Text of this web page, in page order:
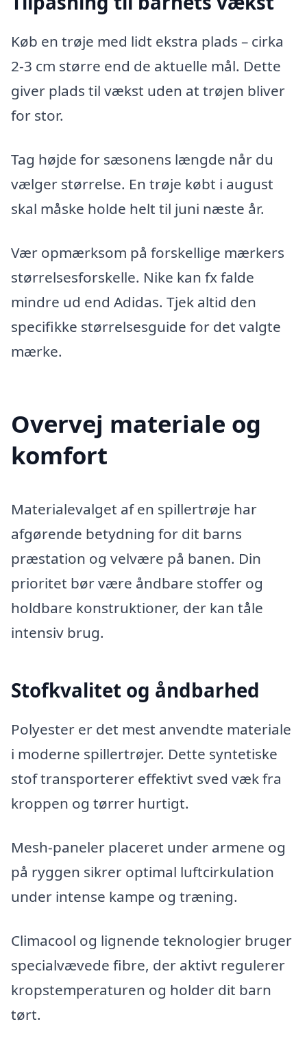
Køb en trøje med lidt ekstra plads – cirka
2-3 cm større end de aktuelle mål. Dette
giver plads til vækst uden at trøjen bliver
for stor.
Tag højde for sæsonens længde når du
vælger størrelse. En trøje købt i august
skal måske holde helt til juni næste år.
Vær opmærksom på forskellige mærkers
størrelsesforskelle. Nike kan fx falde
mindre ud end Adidas. Tjek altid den
specifikke størrelsesguide for det valgte
mærke.
Overvej materiale og
komfort
Materialevalget af en spillertrøje har
afgørende betydning for dit barns
præstation og velvære på banen. Din
prioritet bør være åndbare stoffer og
holdbare konstruktioner, der kan tåle
intensiv brug.
Stofkvalitet og åndbarhed
Polyester er det mest anvendte materiale
i moderne spillertrøjer. Dette syntetiske
stof transporterer effektivt sved væk fra
kroppen og tørrer hurtigt.
Mesh-paneler placeret under armene og
på ryggen sikrer optimal luftcirkulation
under intense kampe og træning.
Climacool og lignende teknologier bruger
specialvævede fibre, der aktivt regulerer
kropstemperaturen og holder dit barn
tørt.